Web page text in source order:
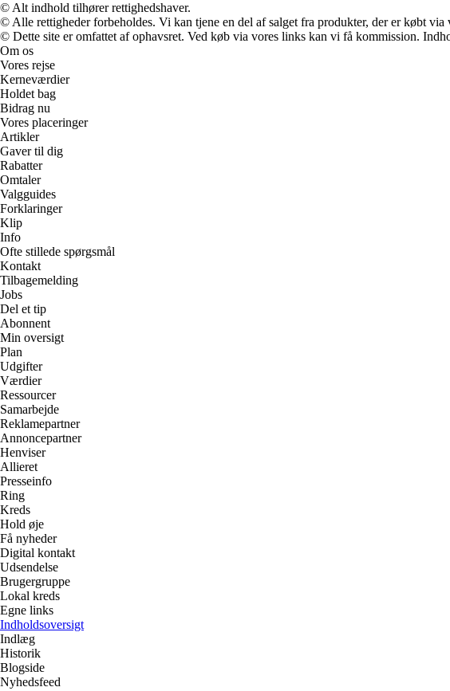
© Alt indhold tilhører rettighedshaver.
© Alle rettigheder forbeholdes. Vi kan tjene en del af salget fra produkter, der er købt
© Dette site er omfattet af ophavsret. Ved køb via vores links kan vi få kommission.
Om os
Vores rejse
Kerneværdier
Holdet bag
Bidrag nu
Vores placeringer
Artikler
Gaver til dig
Rabatter
Omtaler
Valgguides
Forklaringer
Klip
Info
Ofte stillede spørgsmål
Kontakt
Tilbagemelding
Jobs
Del et tip
Abonnent
Min oversigt
Plan
Udgifter
Værdier
Ressourcer
Samarbejde
Reklamepartner
Annoncepartner
Henviser
Allieret
Presseinfo
Ring
Kreds
Hold øje
Få nyheder
Digital kontakt
Udsendelse
Brugergruppe
Lokal kreds
Egne links
Indholdsoversigt
Indlæg
Historik
Blogside
Nyhedsfeed